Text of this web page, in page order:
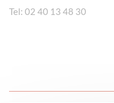
Tel: 02 40 13 48 30